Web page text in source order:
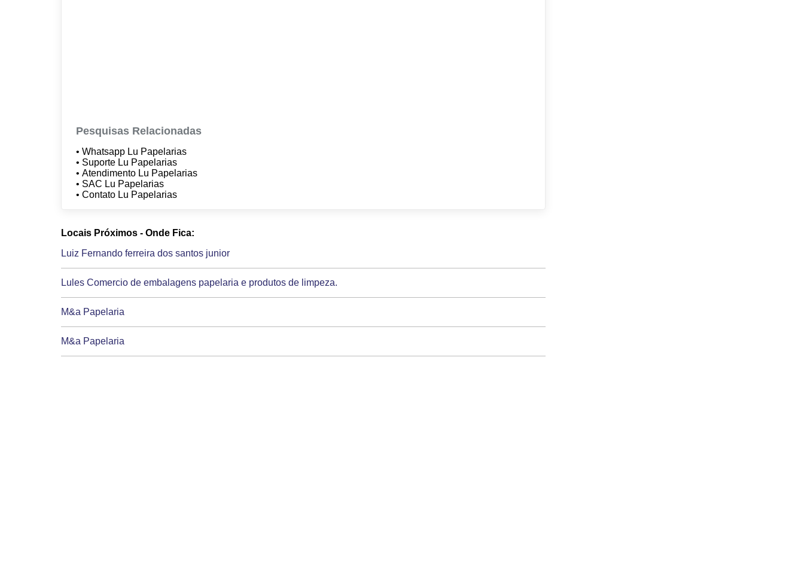
Pesquisas Relacionadas
• Whatsapp Lu Papelarias
• Suporte Lu Papelarias
• Atendimento Lu Papelarias
• SAC Lu Papelarias
• Contato Lu Papelarias
Locais Próximos - Onde Fica:
Luiz Fernando ferreira dos santos junior
Lules Comercio de embalagens papelaria e produtos de limpeza.
M&a Papelaria
M&a Papelaria